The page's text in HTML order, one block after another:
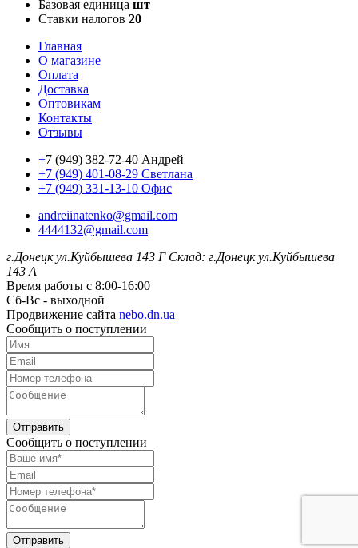
Базовая единица шт
Ставки налогов 20
Главная
О магазине
Оплата
Доставка
Оптовикам
Контакты
Отзывы
+7 (949) 382-72-40 Андрей
+7 (949) 401-08-29 Светлана
+7 (949) 331-13-10 Офис
andreiinatenko@gmail.com
4444132@gmail.com
г.Донецк ул.Куйбышева 143 Г Склад: г.Донецк ул.Куйбышева
143 А
Время работы с 8:00-16:00
Сб-Вс - выходной
Продвижение сайта nebo.dn.ua
Сообщить о поступлении
Отправить
Сообщить о поступлении
Отправить